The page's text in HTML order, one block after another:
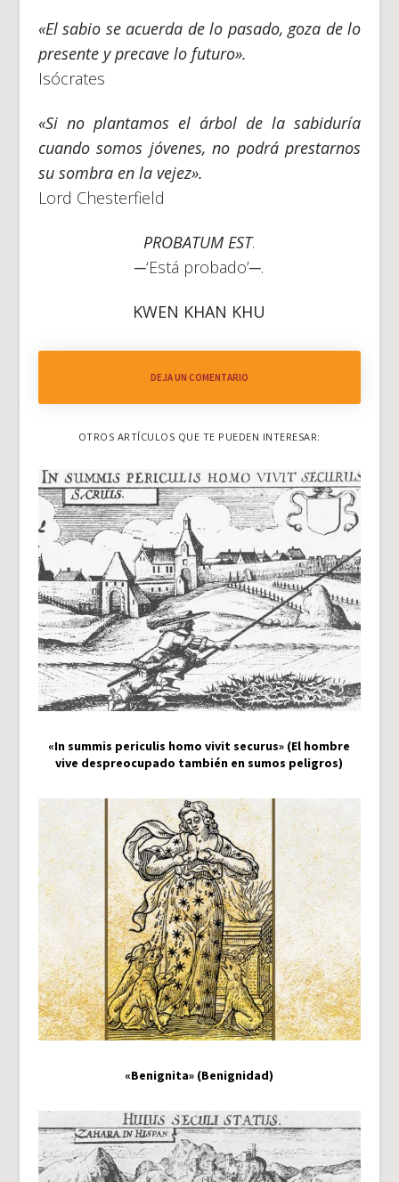
«El sabio se acuerda de lo pasado, goza de lo
presente y precave lo futuro».
Isócrates
«Si no plantamos el árbol de la sabiduría
cuando somos jóvenes, no podrá prestarnos
su sombra en la vejez».
Lord Chesterfield
PROBATUM EST.
─‘Está probado’─.
KWEN KHAN KHU
DEJA UN COMENTARIO
OTROS ARTÍCULOS QUE TE PUEDEN INTERESAR:
«In summis periculis homo vivit securus» (El hombre
vive despreocupado también en sumos peligros)
«Benignita» (Benignidad)